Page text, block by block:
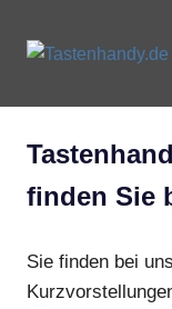
Inhalt
Phones
finden Sie
Sie finden bei